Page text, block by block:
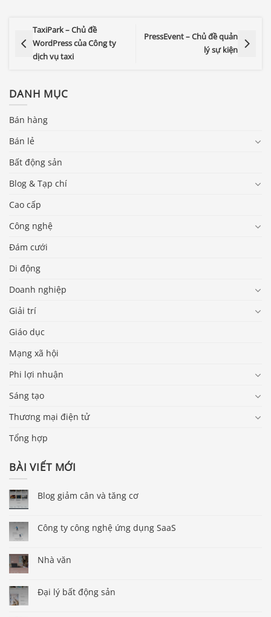
TaxiPark – Chủ đề
WordPress của Công ty
dịch vụ taxi
PressEvent – Chủ đề quản
lý sự kiện
DANH MỤC
Bán hàng
Bán lẻ
Bất động sản
Blog & Tạp chí
Cao cấp
Công nghệ
Đám cưới
Di động
Doanh nghiệp
Giải trí
Giáo dục
Mạng xã hội
Phi lợi nhuận
Sáng tạo
Thương mại điện tử
Tổng hợp
BÀI VIẾT MỚI
Blog giảm cân và tăng cơ
Công ty công nghệ ứng dụng SaaS
Nhà văn
Đại lý bất động sản